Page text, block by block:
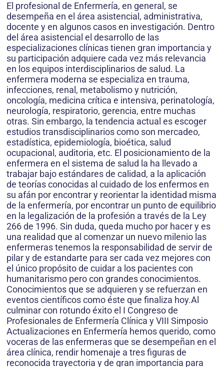
El profesional de Enfermería, en general, se
desempeña en el área asistencial, administrativa,
docente y en algunos casos en investigación. Dentro
del área asistencial el desarrollo de las
especializaciones clínicas tienen gran importancia y
su participación adquiere cada vez más relevancia
en los equipos interdisciplinarios de salud. La
enfermera moderna se especializa en trauma,
infecciones, renal, metabolismo y nutrición,
oncología, medicina crítica e intensiva, perinatología,
neurología, respiratorio, gerencia, entre muchas
otras. Sin embargo, la tendencia actual es escoger
estudios transdisciplinarios como son mercadeo,
estadística, epidemiología, bioética, salud
ocupacional, auditoria, etc. El posicionamiento de la
enfermera en el sistema de salud la ha llevado a
trabajar bajo estándares de calidad, a la aplicación
de teorías conocidas al cuidado de los enfermos en
su afán por encontrar y reorientar la identidad misma
de la enfermería, por encontrar un punto de equilibrio
en la legalización de la profesión a través de la Ley
266 de 1996. Sin duda, queda mucho por hacer y es
una realidad que al comenzar un nuevo milenio las
enfermeras tenemos la responsabilidad de servir de
pilar y de estandarte para ser cada vez mejores con
el único propósito de cuidar a los pacientes con
humanitarismo pero con grandes conocimientos.
Conocimientos que se adquieren y se refuerzan en
eventos científicos como éste que finaliza hoy.Al
culminar con rotundo éxito el I Congreso de
Profesionales de Enfermería Clínica y VIII Simposio
Actualizaciones en Enfermería hemos querido, como
voceras de las enfermeras que se desempeñan en el
área clínica, rendir homenaje a tres figuras de
reconocida trayectoria y de gran importancia para